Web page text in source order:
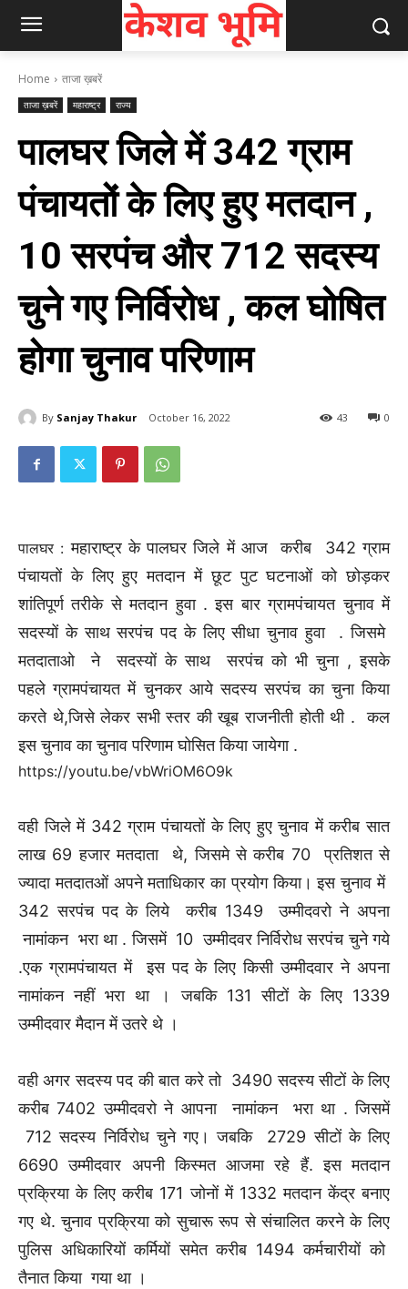
Home ताजा ख़बरें
ताजा ख़बरें महाराष्ट्र राज्य
पालघर जिले में 342 ग्राम
पंचायतों के लिए हुए मतदान ,
10 सरपंच और 712 सदस्य
चुने गए निर्विरोध , कल घोषित
होगा चुनाव परिणाम
By Sanjay Thakur October 16, 2022 0
43
पालघर :महाराष्ट्र के पालघर जिले में आज करीब 342 ग्राम
पंचायतों के लिए हुए मतदान में छूट पुट घटनाओं को छोड़कर
शांतिपूर्ण तरीके से मतदान हुवा . इस बार ग्रामपंचायत चुनाव में
सदस्यों के साथ सरपंच पद के लिए सीधा चुनाव हुवा . जिसमे
मतदाताओ ने सदस्यों के साथ सरपंच को भी चुना , इसके
पहले ग्रामपंचायत में चुनकर आये सदस्य सरपंच का चुना किया
करते थे,जिसे लेकर सभी स्तर की खूब राजनीती होती थी . कल
इस चुनाव का चुनाव परिणाम घोसित किया जायेगा .
https://youtu.be/vbWriOM6O9k
वही जिले में 342 ग्राम पंचायतों के लिए हुए चुनाव में करीब सात
लाख 69 हजार मतदाता थे, जिसमे से करीब 70 प्रतिशत से
ज्यादा मतदातओं अपने मताधिकार का प्रयोग किया। इस चुनाव में
342 सरपंच पद के लिये करीब 1349 उम्मीदवरो ने अपना
नामांकन भरा था . जिसमें 10 उम्मीदवर निर्विरोध सरपंच चुने गये
.एक ग्रामपंचायत में इस पद के लिए किसी उम्मीदवार ने अपना
नामांकन नहीं भरा था । जबकि 131 सीटों के लिए 1339
उम्मीदवार मैदान में उतरे थे ।
वही अगर सदस्य पद की बात करे तो 3490 सदस्य सीटों के लिए
करीब 7402 उम्मीदवरो ने आपना नामांकन भरा था . जिसमें
712 सदस्य निर्विरोध चुने गए। जबकि 2729 सीटों के लिए
6690 उम्मीदवार अपनी किस्मत आजमा रहे हैं. इस मतदान
प्रक्रिया के लिए करीब 171 जोनों में 1332 मतदान केंद्र बनाए
गए थे. चुनाव प्रक्रिया को सुचारू रूप से संचालित करने के लिए
पुलिस अधिकारियों कर्मियों समेत करीब 1494 कर्मचारीयों को
तैनात किया गया था ।